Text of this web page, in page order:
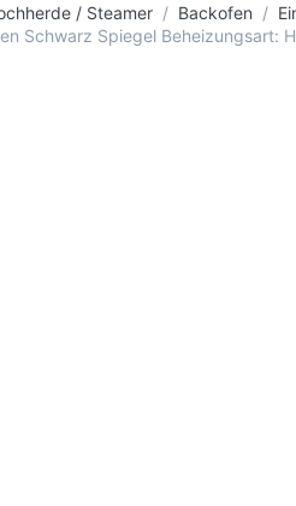
/ Steamer Backofen
Schwarz Spiegel Beheizungsart: